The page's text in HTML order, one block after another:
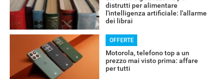
distrutti per alimentare
l'intelligenza artificiale: l'allarme
dei librai
OFFERTE
Motorola, telefono top a un
prezzo mai visto prima: affare
per tutti